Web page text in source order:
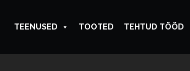
TEENUSED TOOTED TEHTUD TÖÖD